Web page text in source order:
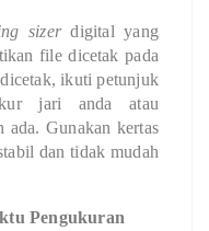
sizerdigital yang
file dicetak pada
ikuti petunjuk
jari anda atau
ada. Gunakan kertas
dan tidak mudah
Pengukuran